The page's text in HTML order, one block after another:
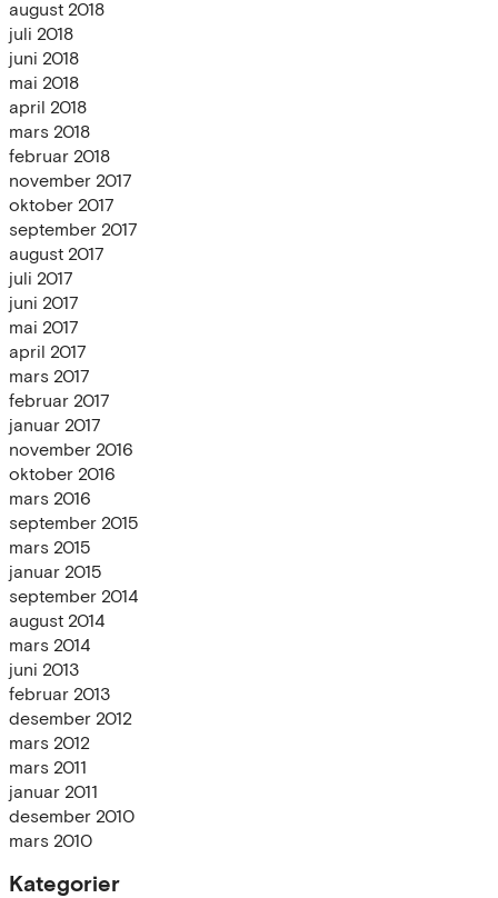
august 2018
juli 2018
juni 2018
mai 2018
april 2018
mars 2018
februar 2018
november 2017
oktober 2017
september 2017
august 2017
juli 2017
juni 2017
mai 2017
april 2017
mars 2017
februar 2017
januar 2017
november 2016
oktober 2016
mars 2016
september 2015
mars 2015
januar 2015
september 2014
august 2014
mars 2014
juni 2013
februar 2013
desember 2012
mars 2012
mars 2011
januar 2011
desember 2010
mars 2010
Kategorier